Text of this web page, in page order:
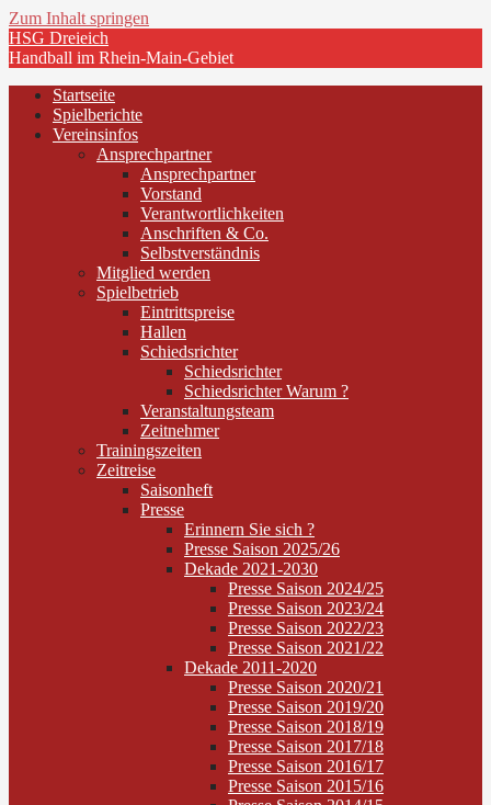
Zum Inhalt springen
HSG Dreieich
Handball im Rhein-Main-Gebiet
Startseite
Spielberichte
Vereinsinfos
Ansprechpartner
Ansprechpartner
Vorstand
Verantwortlichkeiten
Anschriften & Co.
Selbstverständnis
Mitglied werden
Spielbetrieb
Eintrittspreise
Hallen
Schiedsrichter
Schiedsrichter
Schiedsrichter Warum ?
Veranstaltungsteam
Zeitnehmer
Trainingszeiten
Zeitreise
Saisonheft
Presse
Erinnern Sie sich ?
Presse Saison 2025/26
Dekade 2021-2030
Presse Saison 2024/25
Presse Saison 2023/24
Presse Saison 2022/23
Presse Saison 2021/22
Dekade 2011-2020
Presse Saison 2020/21
Presse Saison 2019/20
Presse Saison 2018/19
Presse Saison 2017/18
Presse Saison 2016/17
Presse Saison 2015/16